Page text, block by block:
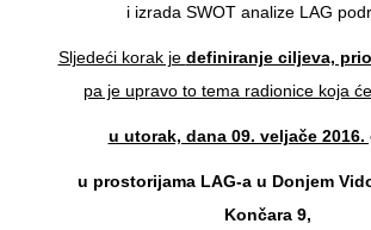
i izrada SWOT analize LAG
Sljedeći korak je definiranje ciljeva,
pa je upravo to tema radionice koja
u utorak, dana 09. veljače
u prostorijama LAG-a u Donjem
Končara 9,